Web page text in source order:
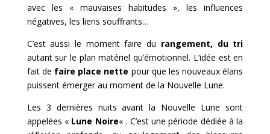
avec les « mauvaises habitudes », les influences
négatives, les liens souffrants…
C’est aussi le moment faire du rangement, du tri
autant sur le plan matériel qu’émotionnel. L’idée est en
fait de faire place nette pour que les nouveaux élans
puissent émerger au moment de la Nouvelle Lune.
Les 3 dernières nuits avant la Nouvelle Lune sont
appelées « Lune Noire« . C’est une période dédiée à la